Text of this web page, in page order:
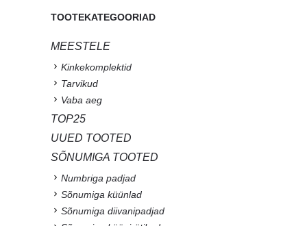
TOOTEKATEGOORIAD
MEESTELE
Kinkekomplektid
Tarvikud
Vaba aeg
TOP25
UUED TOOTED
SÕNUMIGA TOOTED
Numbriga padjad
Sõnumiga küünlad
Sõnumiga diivanipadjad